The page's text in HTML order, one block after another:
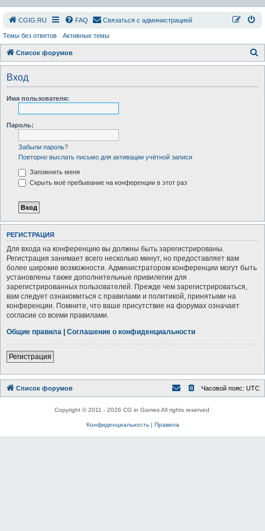
СGIG.RU FAQ Связаться с администрацией
Темы без ответов Активные темы
Список форумов
о
Вход
Имя пользователя:
Пароль:
Забыли пароль?
Повторно выслать письмо для активации учётной записи
Запомнить меня
Скрыть моё пребывание на конференции в этот раз
РЕГИСТРАЦИЯ
Для входа на конференцию вы должны быть зарегистрированы.
Регистрация занимает всего несколько минут, но предоставляет вам
более широкие возможности. Администратором конференции могут быть
установлены также дополнительные привилегии для
зарегистрированных пользователей. Прежде чем зарегистрироваться,
вам следует ознакомиться с правилами и политикой, принятыми на
конференции. Помните, что ваше присутствие на форумах означает
согласие со всеми правилами.
Общие правила | Соглашение о конфиденциальности
Регистрация
Список форумов Часовой пояс: UTC
Copyright © 2011 - 2026 CG in Games All rights reserved.
Конфиденциальность| Правила